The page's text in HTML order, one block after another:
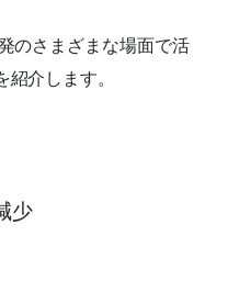
のさまざまな場面で活
介します。
少